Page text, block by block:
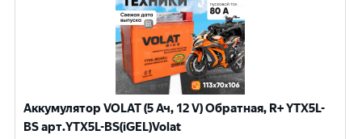
Аккумулятор VOLAT (5 Ач, 12 V) Обратная, R+ YTX5L-
BS арт.YTX5L-BS(iGEL)Volat